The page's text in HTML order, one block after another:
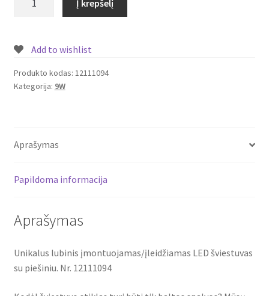
LED
šviestuvas
su
12111094
Į krepšelį
Add to wishlist
Produkto kodas: 12111094
Kategorija: 9W
Aprašymas
Papildoma informacija
Aprašymas
Unikalus lubinis įmontuojamas/įleidžiamas LED šviestuvas
su piešiniu. Nr. 12111094